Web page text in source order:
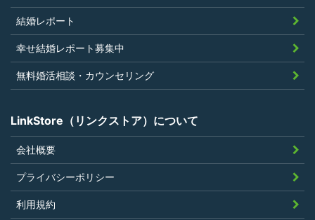
止処分を受けたことがないこと
当社の提供するサービスと同一または類
似のサービスを提供することを業とする
法人または個人若しくはそれらの従業者
でないこと
利用者は、本規約に違反することなく、
結婚レポート
幸せ結婚レポート募集中
無料婚活相談・カウンセリング
LinkStore（リンクストア）について
会社概要
プライバシーポリシー
利用規約